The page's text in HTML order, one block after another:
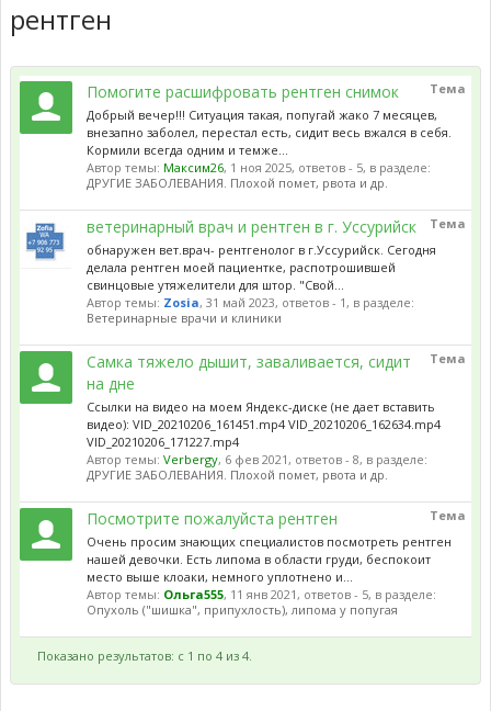
рентген
Тема
Помогите расшифровать рентген снимок
Добрый вечер!!! Ситуация такая, попугай жако 7 месяцев,
внезапно заболел, перестал есть, сидит весь вжался в себя.
Кормили всегда одним и темже...
Автор темы: Максим26, 1 ноя 2025, ответов - 5, в разделе:
ДРУГИЕ ЗАБОЛЕВАНИЯ. Плохой помет, рвота и др.
Тема
ветеринарный врач и рентген в г. Уссурийск
обнаружен вет.врач- рентгенолог в г.Уссурийск. Сегодня
делала рентген моей пациентке, распотрошившей
свинцовые утяжелители для штор. "Свой...
Автор темы: Zosia, 31 май 2023, ответов - 1, в разделе:
Ветеринарные врачи и клиники
Тема
Самка тяжело дышит, заваливается, сидит
на дне
Ссылки на видео на моем Яндекс-диске (не дает вставить
видео): VID_20210206_161451.mp4 VID_20210206_162634.mp4
VID_20210206_171227.mp4
Автор темы: Verbergy, 6 фев 2021, ответов - 8, в разделе:
ДРУГИЕ ЗАБОЛЕВАНИЯ. Плохой помет, рвота и др.
Тема
Посмотрите пожалуйста рентген
Очень просим знающих специалистов посмотреть рентген
нашей девочки. Есть липома в области груди, беспокоит
место выше клоаки, немного уплотнено и...
Автор темы: Ольга555, 11 янв 2021, ответов - 5, в разделе:
Опухоль ("шишка", припухлость), липома у попугая
Показано результатов: с 1 по 4 из 4.